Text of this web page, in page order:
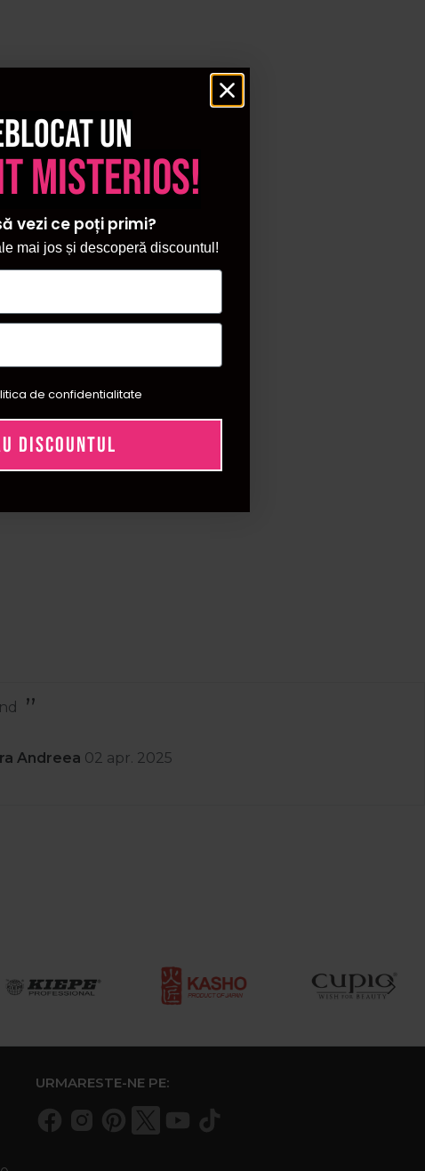
Andreea 02 apr. 2025
URMARESTE-NE PE:
un
misterios!
vezi ce poți primi?
mai jos și descoperă discountul!
de confidentialitate
DISCOUNTUL